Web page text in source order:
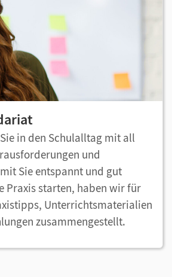
in den Schulalltag mit all
und
Sie entspannt und gut
Praxis starten, haben wir für
Unterrichtsmaterialien
zusammengestellt.